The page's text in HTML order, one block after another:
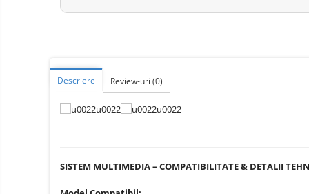
Telefoane mobile AGM
Telefoane mobile ALTE
BRANDURI
Tablete PC, mini PC si
laptopuri
Descriere Review-uri (0)
SISTEM MULTIMEDIA – COMPATIBILITATE & DETALII